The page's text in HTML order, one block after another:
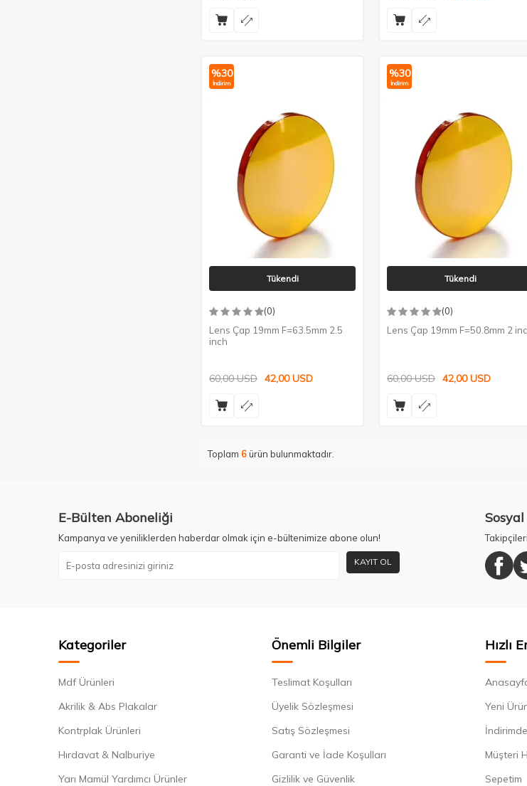
%30
İndirim
Tükendi
(0)
Lens Çap 19mm F=63.5mm 2.5
inch
60,00USD 42,00USD
%30
İndirim
Tükendi
(0)
Lens Çap 19mm F=50.8mm 2
60,00USD 42,00USD
Toplam 6ürün bulunmaktadır.
E-Bülten Aboneliği
Kampanya ve yeniliklerden haberdar olmak için e-bültenimize abone olun!
KAYIT OL
Kategoriler
Mdf Ürünleri
Akrilik & Abs Plakalar
Kontrplak Ürünleri
Hırdavat & Nalburiye
Yarı Mamül Yardımcı Ürünler
Önemli Bilgiler
Teslimat Koşulları
Üyelik Sözleşmesi
Satış Sözleşmesi
Garanti ve İade Koşulları
Gizlilik ve Güvenlik
Hızlı
Yeni
Müşteri
Sepetim